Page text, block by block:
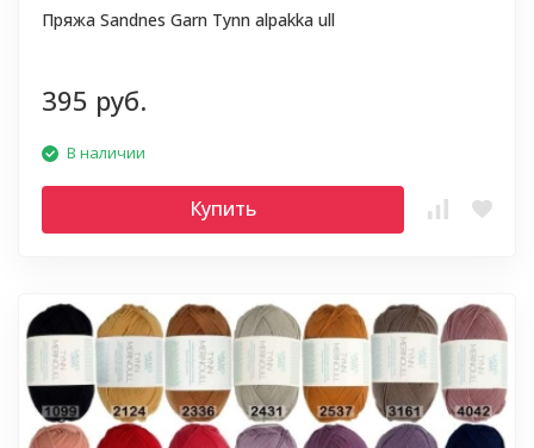
Пряжа Sandnes Garn Tynn alpakka ull
395 руб.
В наличии
Купить